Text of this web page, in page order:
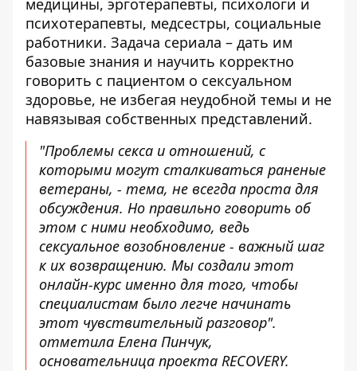
медицины, эрготерапевты, психологи и
психотерапевты, медсестры, социальные
работники. Задача сериала – дать им
базовые знания и научить корректно
говорить с пациентом о сексуальном
здоровье, не избегая неудобной темы и не
навязывая собственных представлений.
"Проблемы секса и отношений, с
которыми могут сталкиваться раненые
ветераны, - тема, не всегда проста для
обсуждения. Но правильно говорить об
этом с ними необходимо, ведь
сексуальное возобновление - важный шаг
к их возвращению. Мы создали этот
онлайн-курс именно для того, чтобы
специалистам было легче начинать
этот чувствительный разговор".
отметила Елена Пинчук,
основательница проекта RECOVERY.